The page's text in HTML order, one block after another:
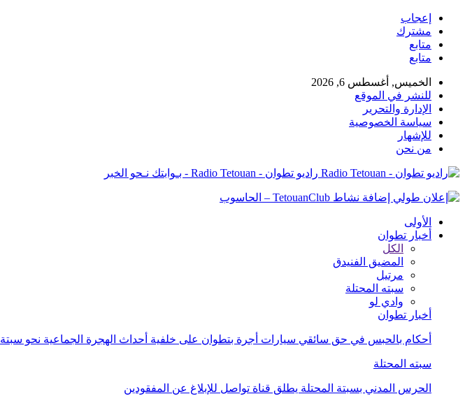
إعجاب
مشترك
متابع
متابع
الخميس, أغسطس 6, 2026
للنشر في الموقع
الإدارة والتحرير
سياسة الخصوصية
للإشهار
من نحن
راديو تطوان - Radio Tetouan - بـوابتك نـحو الخبر
الأولى
أخبار تطوان
الكل
المضيق الفنيدق
مرتيل
سبته المحتلة
وادي لو
أخبار تطوان
أحكام بالحبس في حق سائقي سيارات أجرة بتطوان على خلفية أحداث الهجرة الجماعية نحو سبتة
سبته المحتلة
الحرس المدني بسبتة المحتلة يطلق قناة تواصل للإبلاغ عن المفقودين